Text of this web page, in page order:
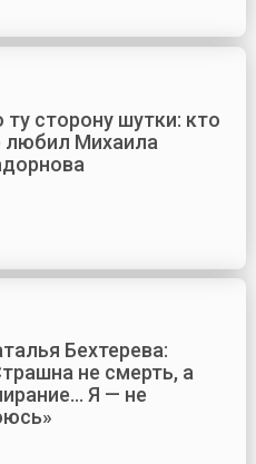
ту сторону шутки: кто
любил Михаила
Бехтерева:
не смерть, а
Я — не